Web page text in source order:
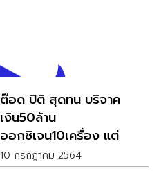
ต๊อด ปิติ สุดทน บริจาค
เงิน50ล้าน
ออกซิเจน10เครื่อง แต่
กลับโดนมองว่าอวดรวย
10 กรกฎาคม 2564